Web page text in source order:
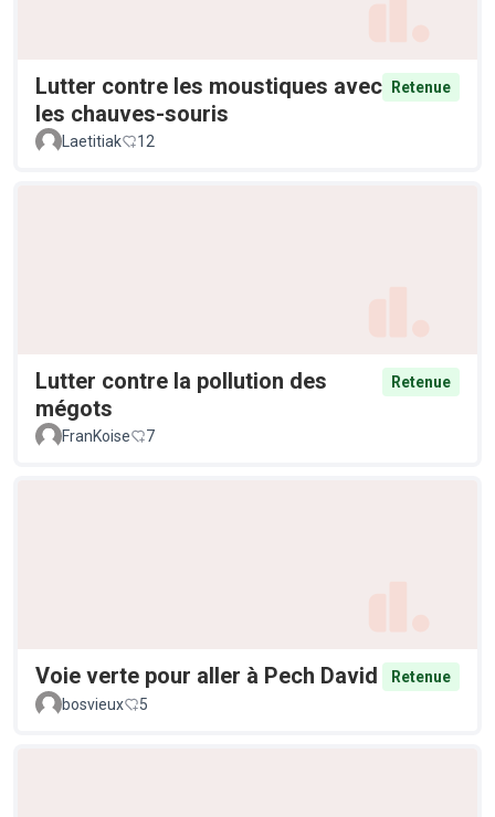
Lutter contre les moustiques avec
les chauves-souris
Retenue
Laetitiak 12
Lutter contre la pollution des
mégots
Retenue
FranKoise 7
Voie verte pour aller à Pech David
Retenue
bosvieux
5